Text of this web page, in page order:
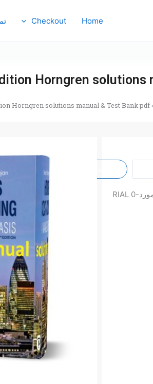
Home
Checkout
Horngren solutions
Horngren solutions manual & Test Bank pdf
-
0 RIAL